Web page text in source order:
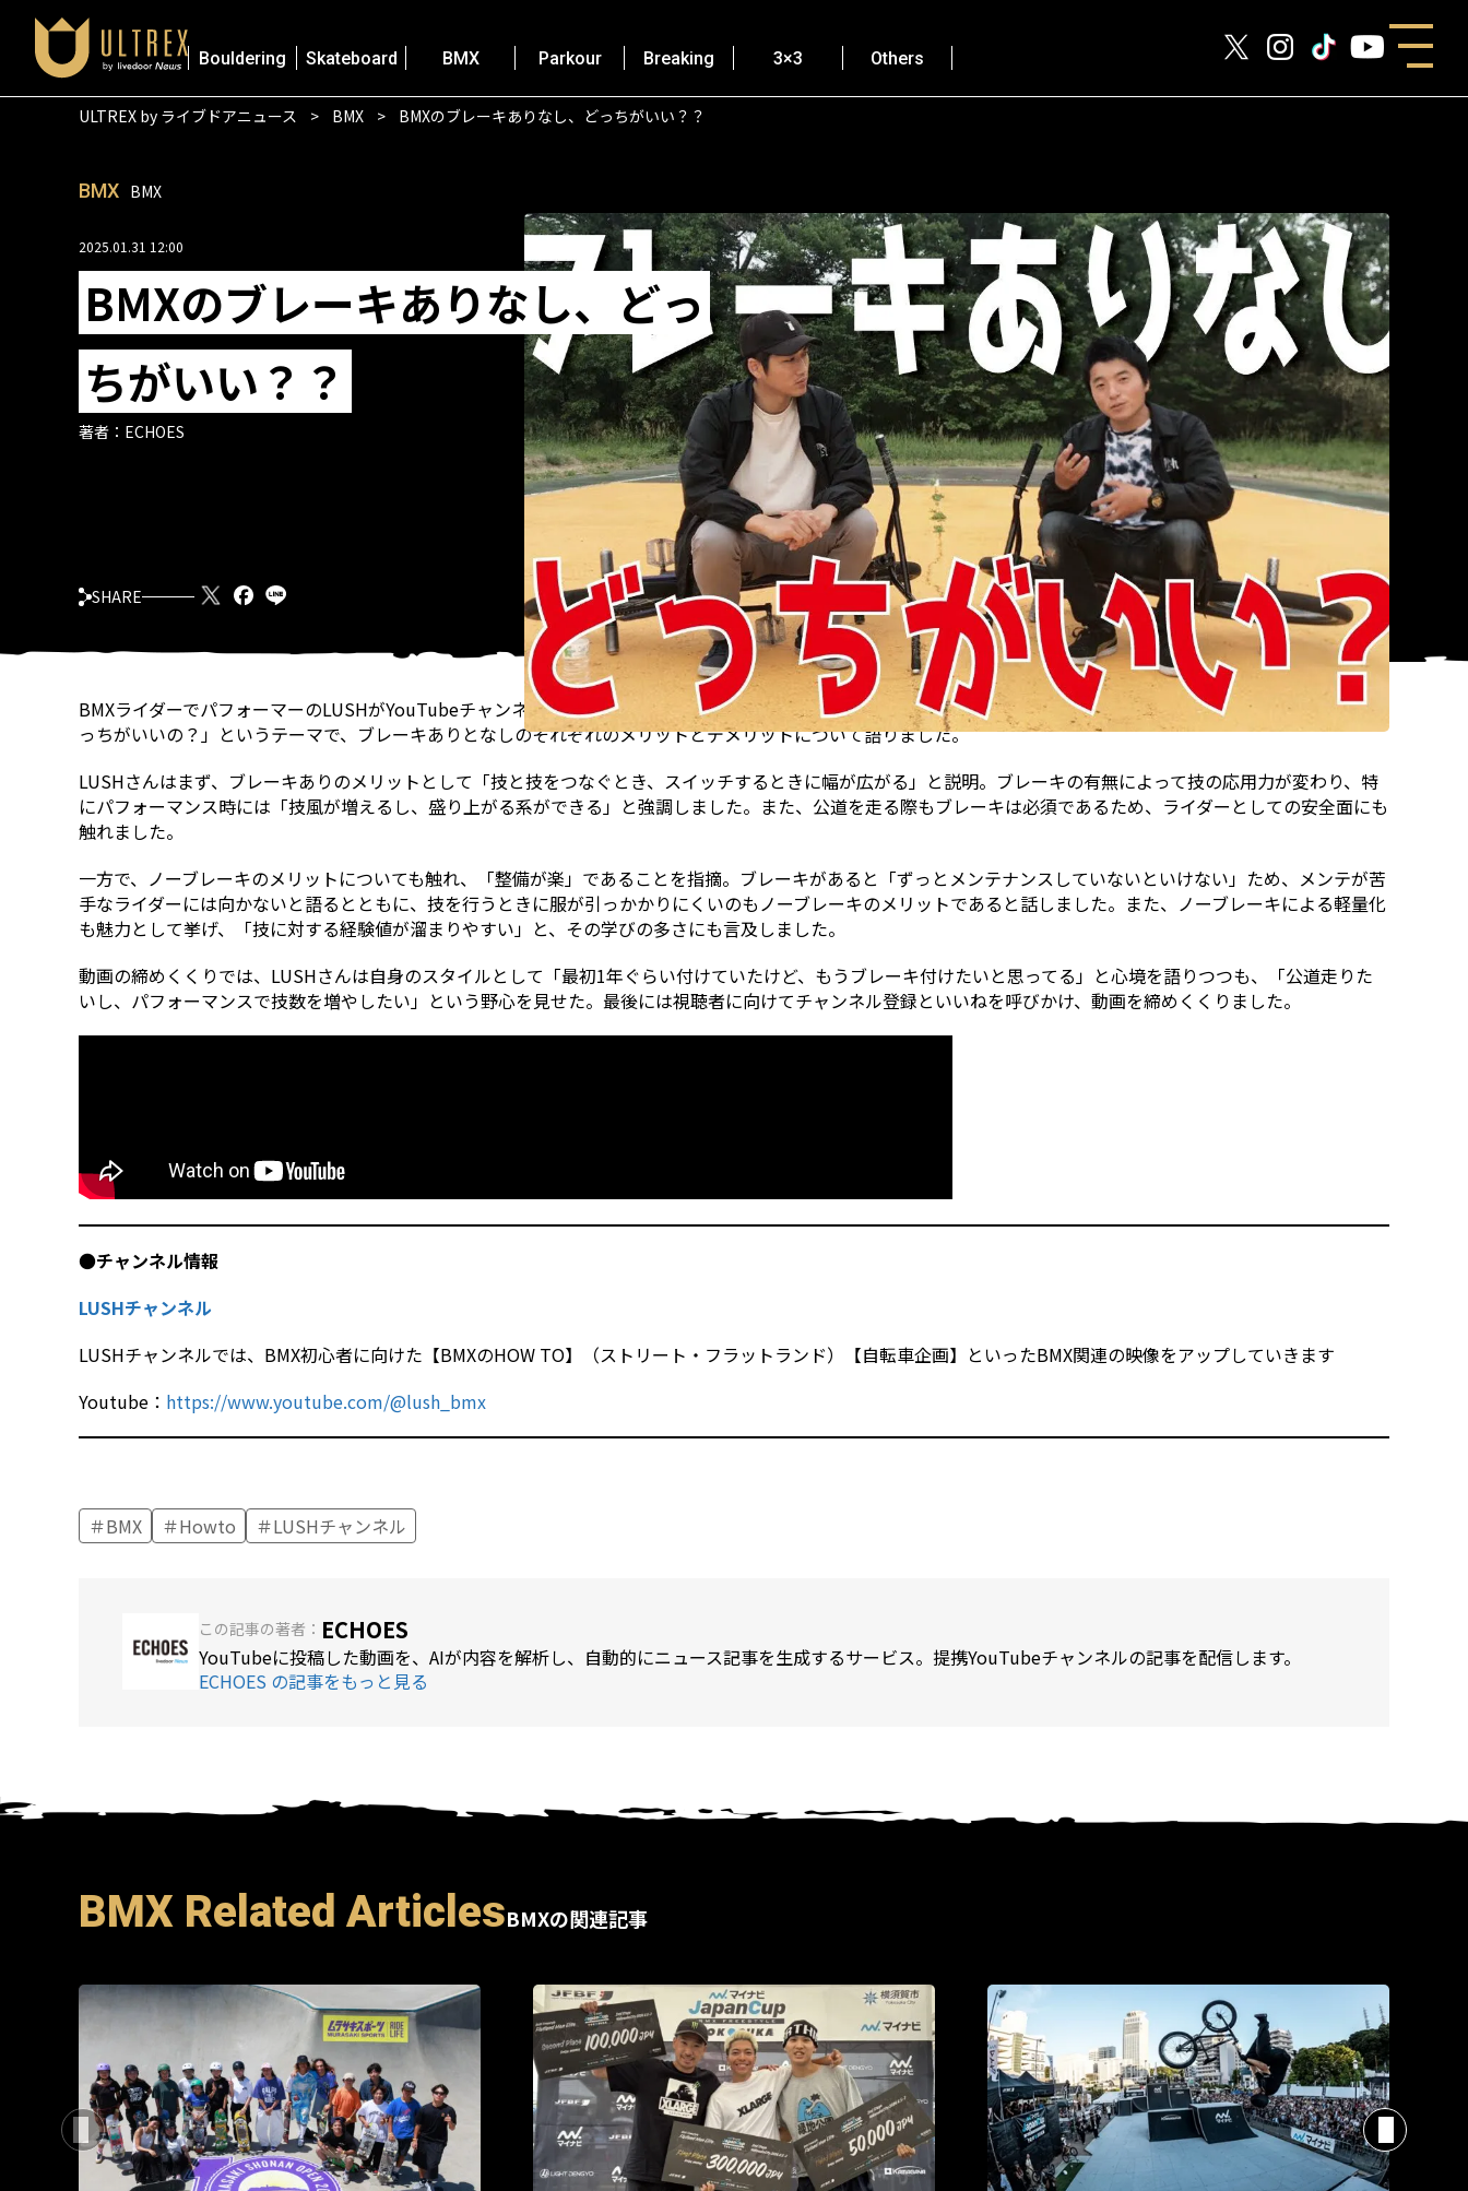
Bouldering Skateboard BMX Parkour Breaking 3×3 Others
ULTREX by ライブドアニュース BMX BMXのブレーキありなし、どっちがいい？？
BMX BMX
2025.01.31 12:00
BMXのブレーキありなし、どっ
ちがいい？？
著者： ECHOES
SHARE
BMXライダーでパフォーマーのLUSHがYouTubeチャンネルにて、ブレーキ装備の有無に関して徹底討論を行いました。動画ではタイトル通り「ブレーキ有りと無しど
っちがいいの？」というテーマで、ブレーキありとなしのそれぞれのメリットとデメリットについて語りました。
LUSHさんはまず、ブレーキありのメリットとして「技と技をつなぐとき、スイッチするときに幅が広がる」と説明。ブレーキの有無によって技の応用力が変わり、特
にパフォーマンス時には「技風が増えるし、盛り上がる系ができる」と強調しました。また、公道を走る際もブレーキは必須であるため、ライダーとしての安全面にも
触れました。
一方で、ノーブレーキのメリットについても触れ、「整備が楽」であることを指摘。ブレーキがあると「ずっとメンテナンスしていないといけない」ため、メンテが苦
手なライダーには向かないと語るとともに、技を行うときに服が引っかかりにくいのもノーブレーキのメリットであると話しました。また、ノーブレーキによる軽量化
も魅力として挙げ、「技に対する経験値が溜まりやすい」と、その学びの多さにも言及しました。
動画の締めくくりでは、LUSHさんは自身のスタイルとして「最初1年ぐらい付けていたけど、もうブレーキ付けたいと思ってる」と心境を語りつつも、「公道走りた
いし、パフォーマンスで技数を増やしたい」という野心を見せた。最後には視聴者に向けてチャンネル登録といいねを呼びかけ、動画を締めくくりました。
●チャンネル情報
LUSHチャンネル
LUSHチャンネルでは、BMX初心者に向けた【BMXのHOW TO】（ストリート・フラットランド）【自転車企画】といったBMX関連の映像をアップしていきます
Youtube： https://www.youtube.com/@lush_bmx
BMX Howto LUSHチャンネル
この記事の著者： ECHOES
YouTubeに投稿した動画を、AIが内容を解析し、自動的にニュース記事を生成するサービス。提携YouTubeチャンネルの記事を配信します。
ECHOES の記事をもっと見る
BMX Related ArticlesBMXの関連記事